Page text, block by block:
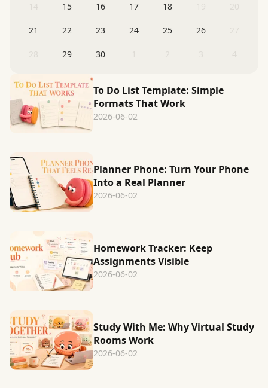
To Do List Template: Simple
Formats That Work
2026-06-02
Planner Phone: Turn Your Phone
Into a Real Planner
2026-06-02
Homework Tracker: Keep
Assignments Visible
2026-06-02
Study With Me: Why Virtual Study
Rooms Work
2026-06-02
15 16 17 18
21 22 23 24 25 26
29 30